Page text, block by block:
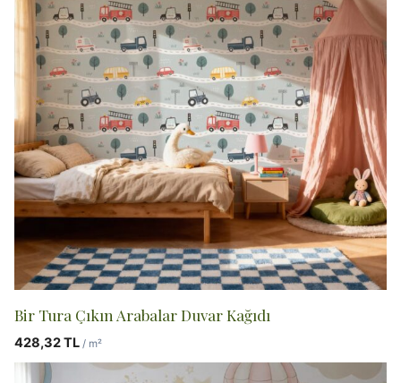
Bir Tura Çıkın Arabalar Duvar Kağıdı
428,32TL / m²